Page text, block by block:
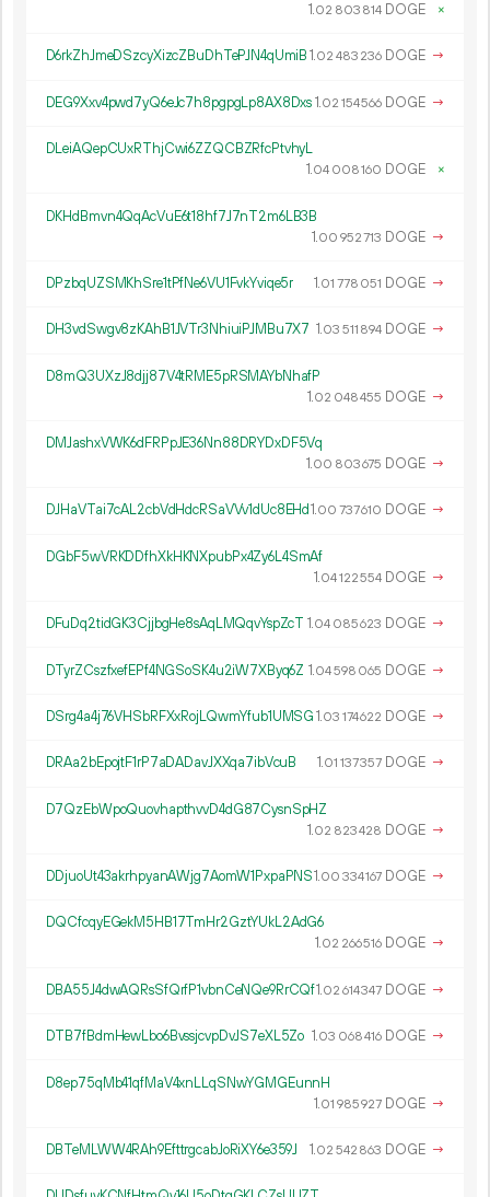
1.02 803 814 DOGE ×
D6rkZhJmeDSzcyXizcZBuDhTePJN4qUmiB1.02 483 236 DOGE →
DEG9Xxv4pwd7yQ6eJc7h8pgpgLp8AX8Dxs1.02 154566 DOGE →
DLeiAQepCUxRThjCwi6ZZQCBZRfcPtvhyL
1.04 008160 DOGE ×
DKHdBmvn4QqAcVuE6t18hf7J7nT2m6LB3B
1.00 952713 DOGE →
DPzbqUZSMKhSre1tPfNe6VU1FvkYviqe5r 1.01 778 051 DOGE →
DH3vdSwgv8zKAhB1JVTr3NhiuiPJMBu7X7 1.03 511 894 DOGE →
D8mQ3UXzJ8djj87V4tRME5pRSMAYbNhafP
1.02 048455 DOGE →
DMJashxVWK6dFRPpJE36Nn88DRYDxDF5Vq
1.00 803675 DOGE →
DJHaVTai7cAL2cbVdHdcRSaVVv1dUc8EHd1.00 737610 DOGE →
DGbF5wVRKDDfhXkHKNXpubPx4Zy6L4SmAf
1.04122554 DOGE →
DFuDq2tidGK3CjjbgHe8sAqLMQqvYspZcT 1.04 085623 DOGE →
DTyrZCszfxefEPf4NGSoSK4u2iW7XByq6Z 1.04598 065 DOGE →
DSrg4a4j76VHSbRFXxRojLQwmYfub1UMSG1.03 174622 DOGE →
DRAa2bEpojtF1rP7aDADavJXXqa7ibVcuB 1.01 137357 DOGE →
D7QzEbWpoQuovhapthvvD4dG87CysnSpHZ
1.02 823428 DOGE →
DDjuoUt43akrhpyanAWjg7AomW1PxpaPNS1.00 334167 DOGE →
DQCfcqyEGekM5HB17TmHr2GztYUkL2AdG6
1.02 266516 DOGE →
DBA55J4dwAQRsSfQrfP1vbnCeNQe9RrCQf1.02 614347 DOGE →
DTB7fBdmHewLbo6BvssjcvpDvJS7eXL5Zo 1.03 068416 DOGE →
D8ep75qMb41qfMaV4xnLLqSNwYGMGEunnH
1.01 985927 DOGE →
DBTeMLWW4RAh9EfttrgcabJoRiXY6e359J 1.02 542 863 DOGE →